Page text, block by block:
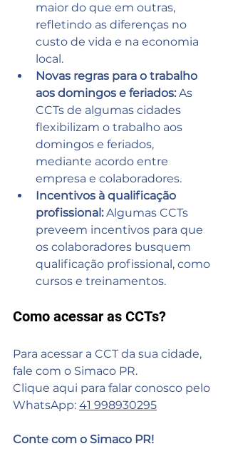
maior do que em outras,
refletindo as diferenças no
custo de vida e na economia
local.
Novas regras para o trabalho
aos domingos e feriados: As
CCTs de algumas cidades
flexibilizam o trabalho aos
domingos e feriados,
mediante acordo entre
empresa e colaboradores.
Incentivos à qualificação
profissional: Algumas CCTs
preveem incentivos para que
os colaboradores busquem
qualificação profissional, como
cursos e treinamentos.
Como acessar as CCTs?
Para acessar a CCT da sua cidade,
fale com o Simaco PR.
Clique aqui para falar conosco pelo
WhatsApp: 41 998930295
Conte com o Simaco PR!